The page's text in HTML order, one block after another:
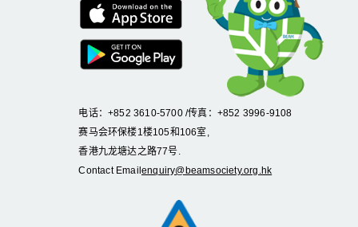
电话：+852 3610-5700 /传真：+852 3996-9108
赛马会环保楼1楼105和106室,
香港九龙塘达之路77号.
Contact Email enquiry@beamsociety.org.hk